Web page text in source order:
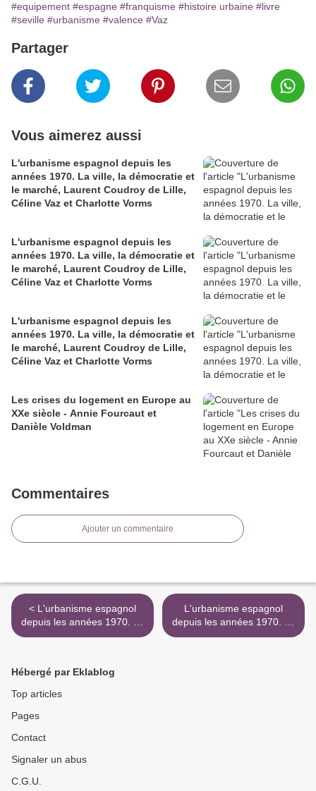
#equipement #espagne #franquisme #histoire urbaine #livre
#seville #urbanisme #valence #Vaz
Partager
Vous aimerez aussi
L'urbanisme espagnol depuis les
années 1970. La ville, la démocratie et
le marché, Laurent Coudroy de Lille,
Céline Vaz et Charlotte Vorms
L'urbanisme espagnol depuis les
années 1970. La ville, la démocratie et
le marché, Laurent Coudroy de Lille,
Céline Vaz et Charlotte Vorms
L'urbanisme espagnol depuis les
années 1970. La ville, la démocratie et
le marché, Laurent Coudroy de Lille,
Céline Vaz et Charlotte Vorms
Les crises du logement en Europe au
XXe siècle - Annie Fourcaut et
Danièle Voldman
Commentaires
Ajouter un commentaire
< L'urbanisme espagnol
depuis les années 1970. La
ville, la démocratie et le
Charlotte Vorms
L'urbanisme espagnol
depuis les années 1970. La
ville, la démocratie et le
Hébergé par Eklablog
Top articles
Pages
Contact
Signaler un abus
C.G.U.